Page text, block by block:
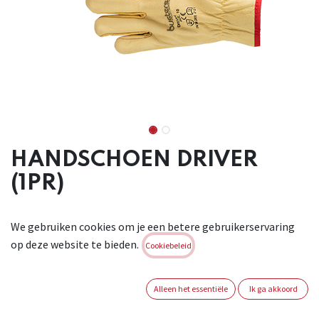
HANDSCHOEN DRIVER
(1PR)
hoogwaardige kwaliteit.
Ongevoerd. Comfortabele ergonomische pasvorm. Ideaal om
vervangen, installatie bagagedrager… Materiaal:
rundsnerfleder. Conform : EN ISO 21420:2020, EN
We gebruiken cookies om je een betere gebruikerservaring
op deze website te bieden.
Cookiebeleid
Alleen het essentiële Ik ga akkoord